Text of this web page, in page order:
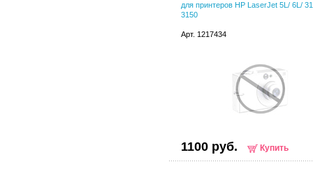
для принтеров HP LaserJet 5L/ 6L/
3150
Арт. 1217434
1100 руб. Купить